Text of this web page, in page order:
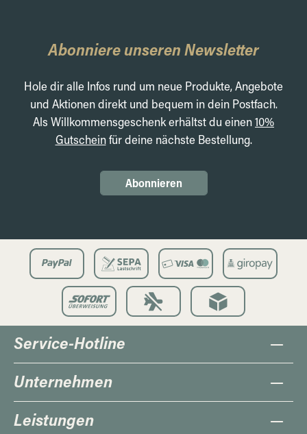
Abonniere unseren Newsletter
Hole dir alle Infos rund um neue Produkte, Angebote
und Aktionen direkt und bequem in dein Postfach.
Als Willkommensgeschenk erhältst du einen10%
Gutscheinfür deine nächste Bestellung.
Abonnieren
Service-Hotline
Unternehmen
Leistungen